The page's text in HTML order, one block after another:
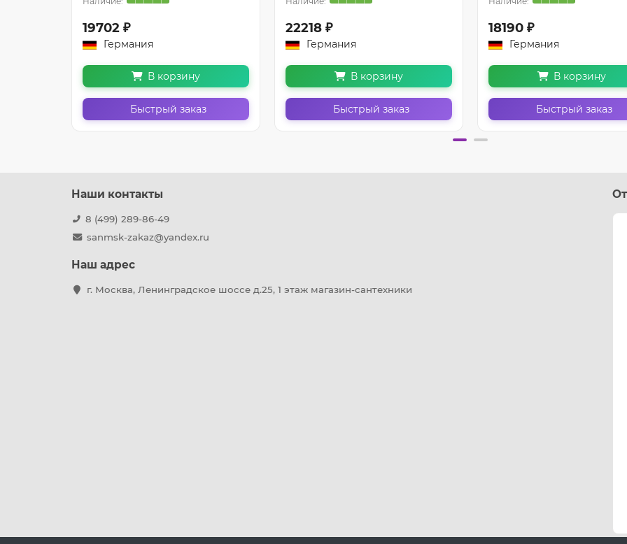
19702 ₽
Германия
В корзину
Быстрый заказ
22218 ₽
Германия
В корзину
Быстрый заказ
18190 ₽
Германия
В корзину
Быстрый заказ
Наши контакты
8 (499) 289-86-49
sanmsk-zakaz@yandex.ru
Наш адрес
г. Москва, Ленинградское шоссе д.25, 1 этаж магазин-сантехники